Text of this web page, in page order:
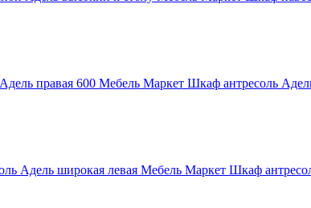
Мебель Маркет Шкаф антресоль
Мебель Маркет Шкаф